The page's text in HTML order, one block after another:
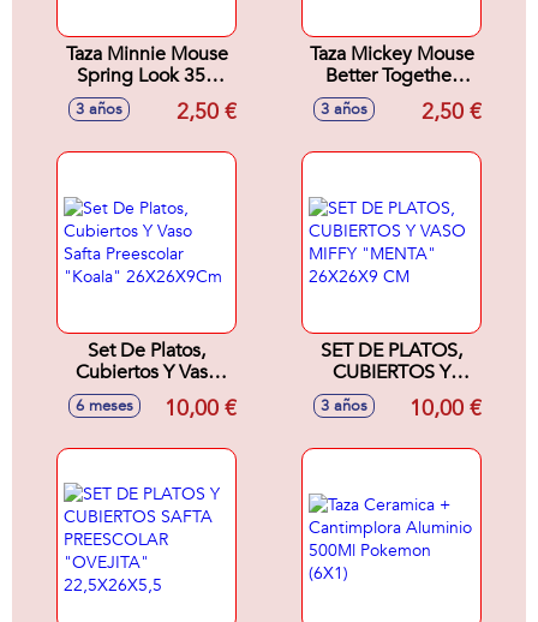
Taza Minnie Mouse
Spring Look 350
Ml. (apto para
microondas)
3 años 2,50 €
Taza Mickey Mouse
Better Together
350 Ml. (apto para
microondas)
3 años 2,50 €
Set De Platos,
Cubiertos Y Vaso
Safta Preescolar
"Koala"
6 meses 10,00 €
SET DE PLATOS,
CUBIERTOS Y
VASO MIFFY
"MENTA" 26X26X9
3 años 10,00 €